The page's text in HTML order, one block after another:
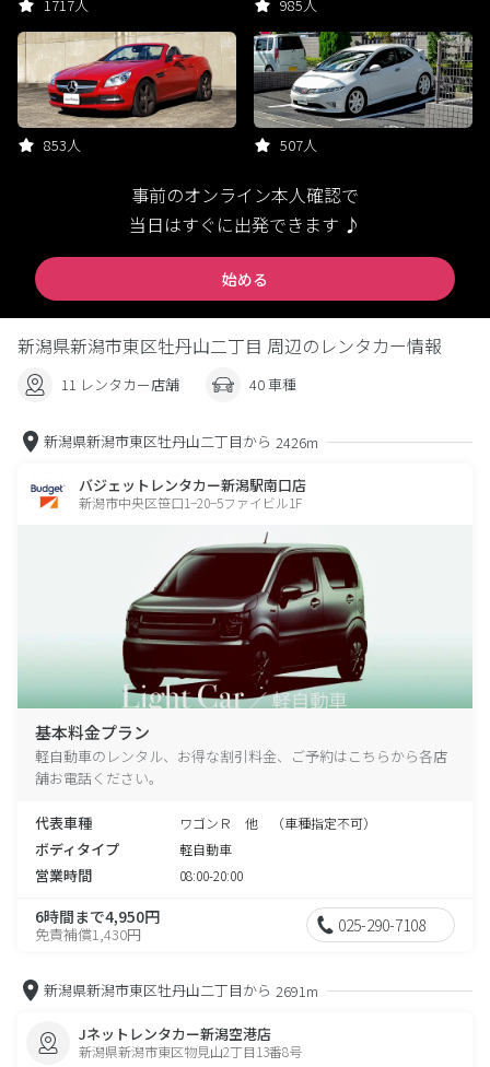
1717人 985人
853人 507人
事前のオンライン本人確認で
当日はすぐに出発できます ♪
始める
新潟県新潟市東区牡丹山二丁目 周辺のレンタカー情報
11 レンタカー店舗 40 車種
新潟県新潟市東区牡丹山二丁目から 2426m
バジェットレンタカー新潟駅南口店
新潟市中央区笹口1−20−5ファイビル1F
基本料金プラン
軽自動車のレンタル、お得な割引料金、ご予約はこちらから各店
舗お電話ください。
代表車種 ワゴンＲ 他 （車種指定不可）
ボディタイプ 軽自動車
営業時間 08:00-20:00
6時間まで4,950円
免責補償1,430円 025-290-7108
新潟県新潟市東区牡丹山二丁目から 2691m
Jネットレンタカー新潟空港店
新潟県新潟市東区物見山2丁目13番8号